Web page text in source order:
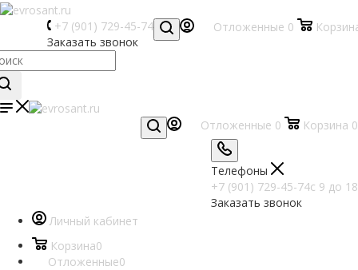
+7 (901) 729-45-74
Заказать звонок
Отложенные 0
Отложенные 0 Корзина 0
Телефоны
+7 (901) 729-45-74c 9 до 18
Заказать звонок
Личный кабинет
Корзина0
Отложенные0